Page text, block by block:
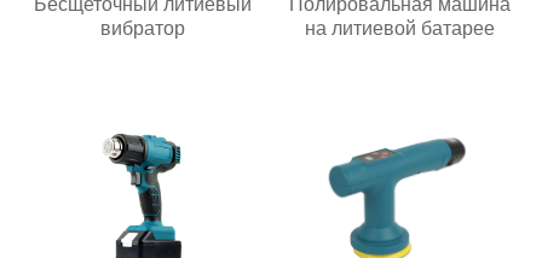
вибратор
на литиевой батарее